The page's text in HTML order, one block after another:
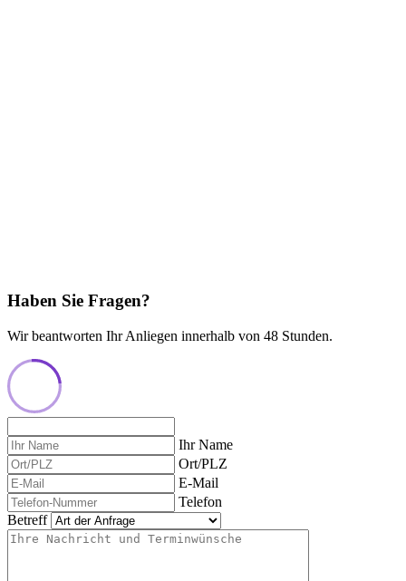
Haben Sie Fragen?
Wir beantworten Ihr Anliegen innerhalb von 48 Stunden.
Ihr Name
Ort/PLZ
E-Mail
Telefon
Betreff